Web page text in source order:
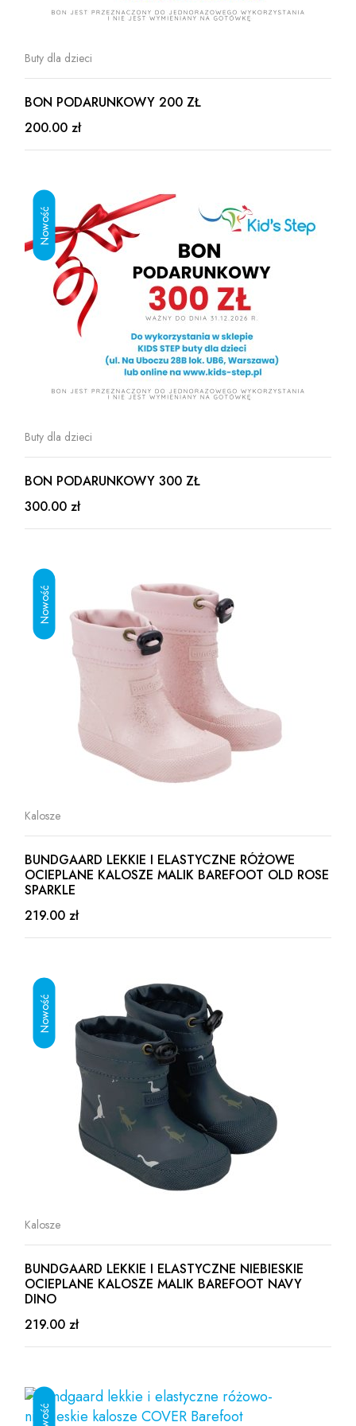
Buty dla dzieci
BON PODARUNKOWY 200 ZŁ
200.00 zł
Buty dla dzieci
BON PODARUNKOWY 300 ZŁ
300.00 zł
Kalosze
BUNDGAARD LEKKIE I ELASTYCZNE RÓŻOWE
OCIEPLANE KALOSZE MALIK BAREFOOT OLD ROSE
SPARKLE
219.00 zł
Kalosze
BUNDGAARD LEKKIE I ELASTYCZNE NIEBIESKIE
OCIEPLANE KALOSZE MALIK BAREFOOT NAVY
DINO
219.00 zł